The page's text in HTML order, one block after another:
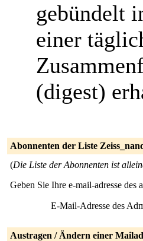
gebündelt
einer
(digest)
Abonnenten der Liste
(Die Liste der Abonnenten ist
Geben Sie Ihre e-mail-adresse des
E-Mail-Adresse des
Austragen / Ändern einer